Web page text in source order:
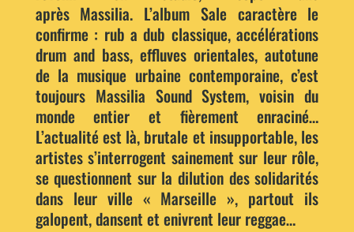
après Massilia. L’album Sale caractère le
confirme : rub a dub classique, accélérations
drum and bass, effluves orientales, autotune
de la musique urbaine contemporaine, c’est
toujours Massilia Sound System, voisin du
monde entier et fièrement enraciné…
L’actualité est là, brutale et insupportable, les
artistes s’interrogent sainement sur leur rôle,
se questionnent sur la dilution des solidarités
dans leur ville « Marseille », partout ils
galopent, dansent et enivrent leur reggae…